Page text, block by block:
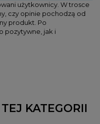
użytkownicy. W trosce
czy opinie pochodzą od
produkt. Po
pozytywne, jak i
KATEGORII